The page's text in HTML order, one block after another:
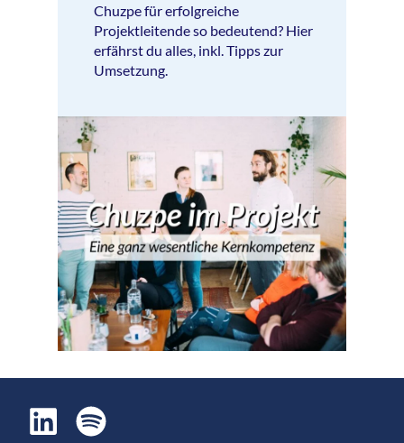
Chuzpe für erfolgreiche
Projektleitende so bedeutend? Hier
erfährst du alles, inkl. Tipps zur
Umsetzung.